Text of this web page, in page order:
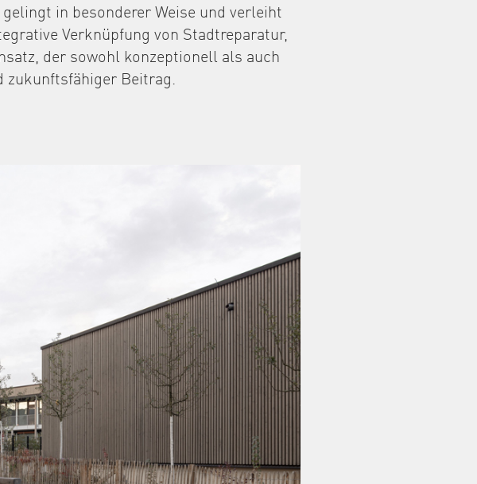
in besonderer Weise und verleiht
Verknüpfung von Stadtreparatur,
der sowohl konzeptionell als auch
zukunftsfähiger Beitrag.